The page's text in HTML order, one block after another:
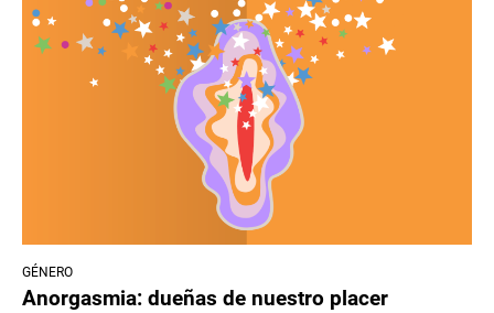
GÉNERO
Anorgasmia: dueñas de nuestro placer